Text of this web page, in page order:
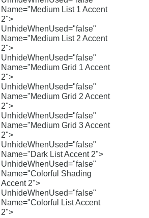
Name="Medium List 1 Accent
2">
UnhideWhenUsed="false"
Name="Medium List 2 Accent
2">
UnhideWhenUsed="false"
Name="Medium Grid 1 Accent
2">
UnhideWhenUsed="false"
Name="Medium Grid 2 Accent
2">
UnhideWhenUsed="false"
Name="Medium Grid 3 Accent
2">
UnhideWhenUsed="false"
Name="Dark List Accent 2">
UnhideWhenUsed="false"
Name="Colorful Shading
Accent 2">
UnhideWhenUsed="false"
Name="Colorful List Accent
2">